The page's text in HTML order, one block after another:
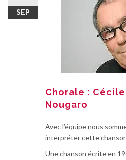
SEP
Chorale :
Nougaro
Avec l’équipe nous
interpréter cette
Une chanson écrite en